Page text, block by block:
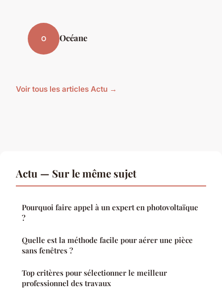
O Océane
Voir tous les articles Actu →
Actu — Sur le même sujet
Pourquoi faire appel à un expert en photovoltaïque
?
Quelle est la méthode facile pour aérer une pièce
sans fenêtres ?
Top critères pour sélectionner le meilleur
professionnel des travaux